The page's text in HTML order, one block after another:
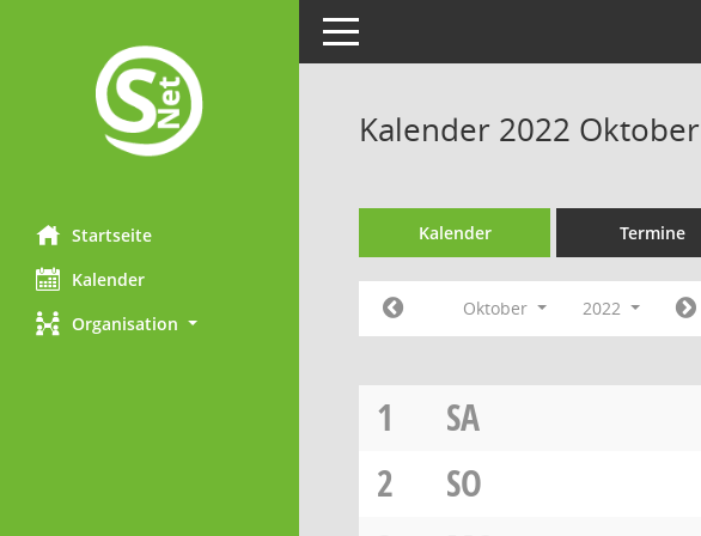
Startseite
Kalender
Organisation
Toggle navigation
Kalender 2022 Oktober
Kalender Termine
Oktober 2022
1
SA
2
SO